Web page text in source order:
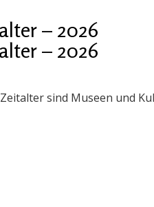
– 2026
– 2026
sind Museen und